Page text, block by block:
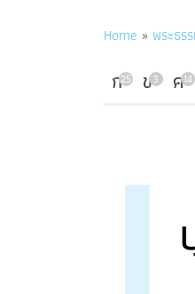
Home พระธร
ก25 ข3 ค14